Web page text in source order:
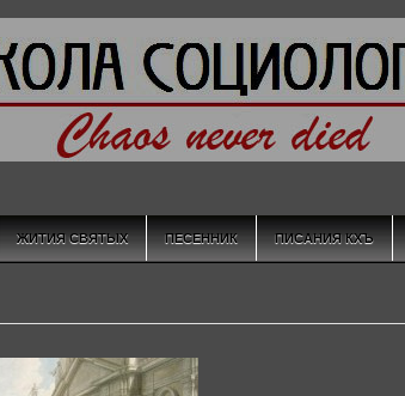
ЖИТИЯ СВЯТЫХ ПЕСЕННИК ПИСАНИЯ КХЪ